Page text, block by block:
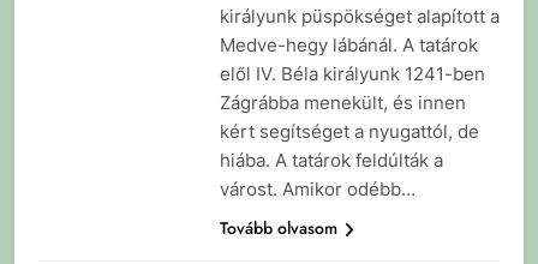
királyunk püspökséget alapított a
Medve-hegy lábánál. A tatárok
elől IV. Béla királyunk 1241-ben
Zágrábba menekült, és innen
kért segítséget a nyugattól, de
hiába. A tatárok feldúlták a
várost. Amikor odébb…
Tovább olvasom